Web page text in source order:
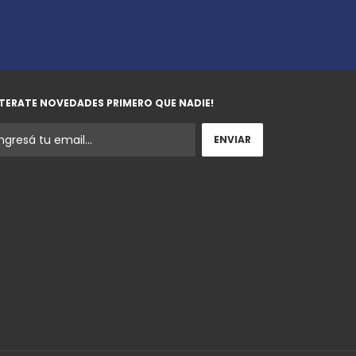
NOVEDADES PRIMERO QUE NADIE!